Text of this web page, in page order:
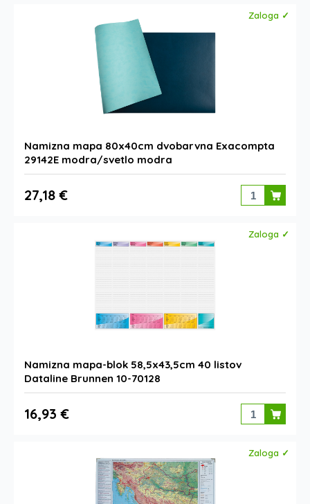
Zaloga ✓
Namizna mapa 80x40cm dvobarvna Exacompta
29142E modra/svetlo modra
27,18 €
Zaloga ✓
Namizna mapa-blok 58,5x43,5cm 40 listov
Dataline Brunnen 10-70128
16,93 €
Zaloga ✓